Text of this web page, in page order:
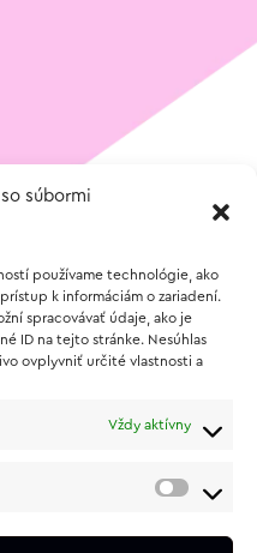
súbormi
používame technológie, ako
k informáciám o zariadení.
spracovávať údaje, ako je
ID na tejto stránke. Nesúhlas
ovplyvniť určité vlastnosti a
Vždy aktívny